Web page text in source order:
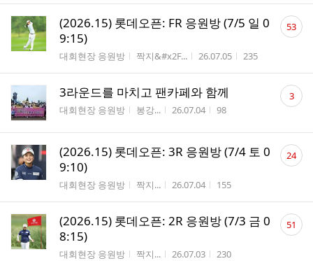
(2026.15) 롯데오픈: FR 응원방 (7/5 일 0
9:15)
게시판명
대회현장 응원방 작성자
짝지&#x2F... 작성시간
26.07.05 조회수
235
댓
글53
3라운드를 마치고 팬카페와 함께
게시판명
대회현장 응원방 작성자
봉강... 작성시간
26.07.04 조회수
98
댓
글 3
(2026.15) 롯데오픈: 3R 응원방 (7/4 토 0
9:10)
게시판명
대회현장 응원방 작성자
짝지... 작성시간
26.07.04 조회수
155
댓
글24
(2026.15) 롯데오픈: 2R 응원방 (7/3 금 0
8:15)
게시판명
대회현장 응원방 작성자
짝지... 작성시간
26.07.03 조회수
230
댓
글51